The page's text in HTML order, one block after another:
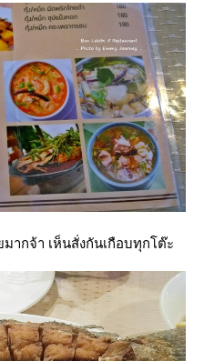
ากจ้า เห็นสั่งกันเกือบทุกโต๊ะ